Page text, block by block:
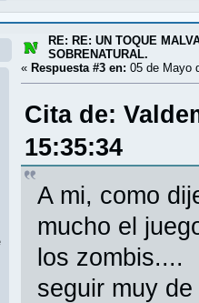
RE: RE: UN TOQUE
SOBRENATURAL.
« Respuesta #3 en: 05 de Mayo
Cita de:
15:35:34
A mi, como
mucho el
los zombis....
seguir muy